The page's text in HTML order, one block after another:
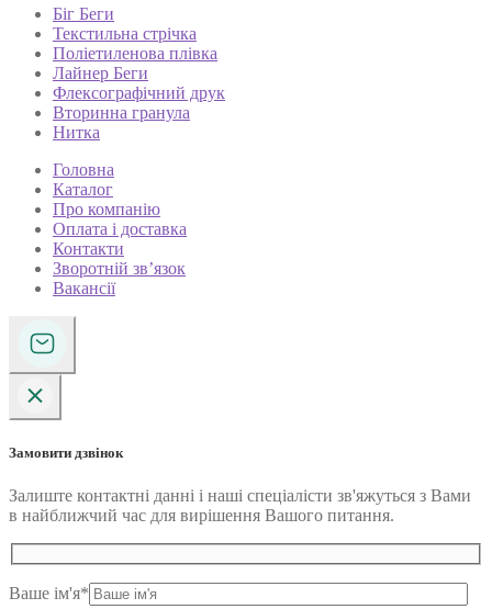
Біг Беги
Текстильна стрічка
Поліетиленова плівка
Лайнер Беги
Флексографічний друк
Вторинна гранула
Нитка
Головна
Каталог
Про компанію
Оплата і доставка
Контакти
Зворотній зв’язок
Вакансії
Замовити дзвінок
Залиште контактні данні і наші спеціалісти зв'яжуться з Вами
в найближчий час для вирішення Вашого питання.
Ваше ім'я*